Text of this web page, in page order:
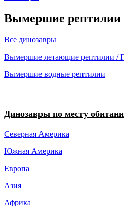
Вымершие рептилии
Все динозавры
Вымершие летающие рептилии /
Вымершие водные рептилии
Динозавры по месту
Северная Америка
Южная Америка
Европа
Азия
Африка